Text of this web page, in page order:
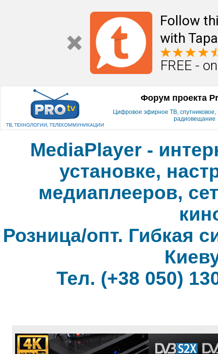
Follow
with
FREE -
Форум проекта
Цифровое эфирное ТВ, спутниковое,
радиовещание
MediaPlayer -
установке,
медиаплееров,
Розница/опт. Гибкая
Тел. (+38 050)